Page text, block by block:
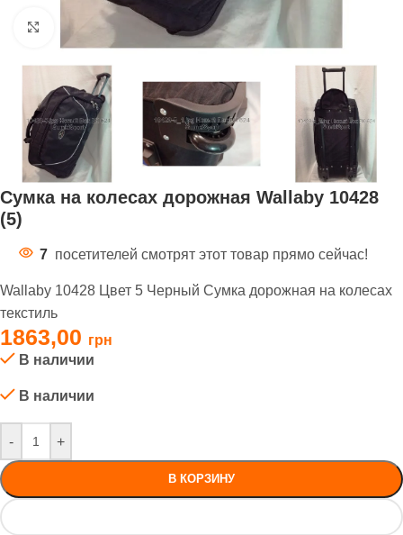
Нажмите, чтобы увеличить
Сумка на колесах дорожная Wallaby 10428
(5)
7 посетителей смотрят этот товар прямо сейчас!
Wallaby 10428 Цвет 5 Черный Сумка дорожная на колесах
текстиль
1863,00
В наличии
В наличии
- +
В КОРЗИНУ